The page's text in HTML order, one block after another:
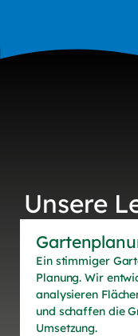
Unsere
Ein stimmiger
Planung. Wir
analysieren
und schaffen die
Umsetzung.